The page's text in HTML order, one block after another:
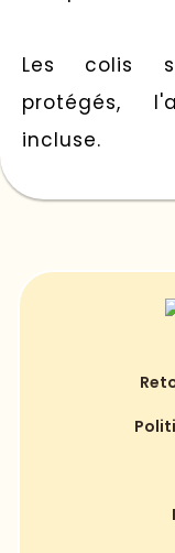
Les colis
protégés,
incluse.